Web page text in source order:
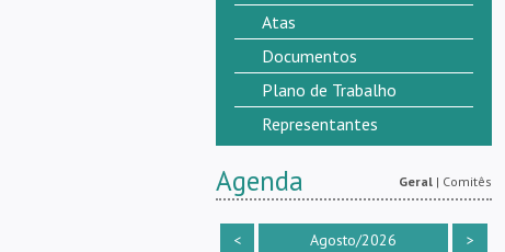
Atas
Documentos
Plano de Trabalho
Representantes
Agenda Geral | Comitês
< Agosto/2026 >